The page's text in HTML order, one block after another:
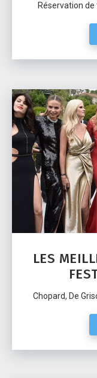
Réservation
LES
Chopard, De